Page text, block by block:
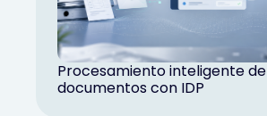
Procesamiento inteligente de
documentos con IDP